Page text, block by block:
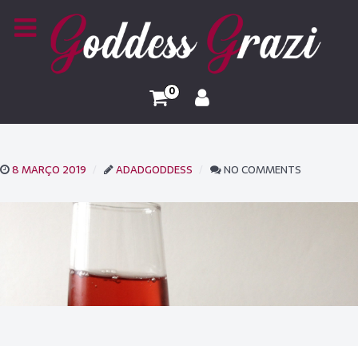
0
8 MARÇO 2019 ADADGODDESS NO COMMENTS